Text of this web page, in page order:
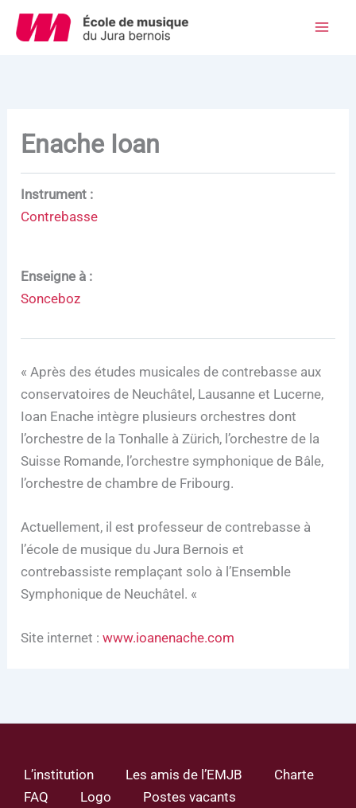
Aller
Enache Ioan
Instrument :
Contrebasse
Enseigne à :
Sonceboz
« Après des études musicales de contrebasse aux
conservatoires de Neuchâtel, Lausanne et Lucerne,
Ioan Enache intègre plusieurs orchestres dont
l’orchestre de la Tonhalle à Zürich, l’orchestre de la
Suisse Romande, l’orchestre symphonique de Bâle,
l’orchestre de chambre de Fribourg.
Actuellement, il est professeur de contrebasse à
l’école de musique du Jura Bernois et
contrebassiste remplaçant solo à l’Ensemble
Symphonique de Neuchâtel. «
Site internet :www.ioanenache.com
L’institution Les amis de l’EMJB
Charte
FAQ
Logo
Postes vacants